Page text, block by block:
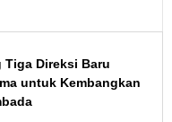
Direksi Baru
untuk Kembangkan